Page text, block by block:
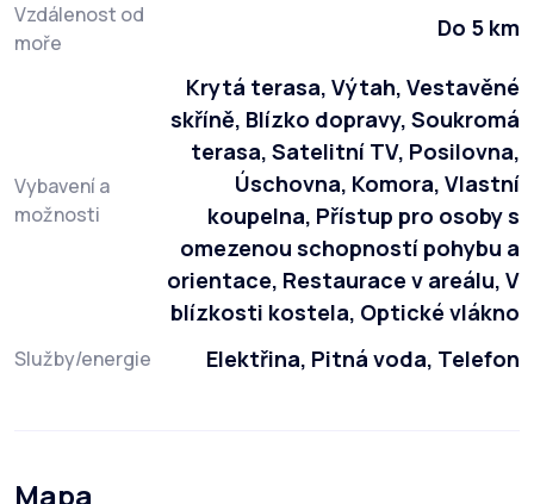
Vzdálenost od
moře
Do 5 km
Vybavení a
možnosti
Krytá terasa, Výtah, Vestavěné
skříně, Blízko dopravy, Soukromá
terasa, Satelitní TV, Posilovna,
Úschovna, Komora, Vlastní
koupelna, Přístup pro osoby s
omezenou schopností pohybu a
orientace, Restaurace v areálu, V
blízkosti kostela, Optické vlákno
Služby/energie Elektřina, Pitná voda, Telefon
Mapa